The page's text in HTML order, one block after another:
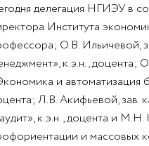
делегация НГИЭУ в
Института
О.В. Ильичевой,
к.э.н., доцента;
и автоматизация
Л.В. Акифьевой, зав.
к.э.н., доцента и
и массовых